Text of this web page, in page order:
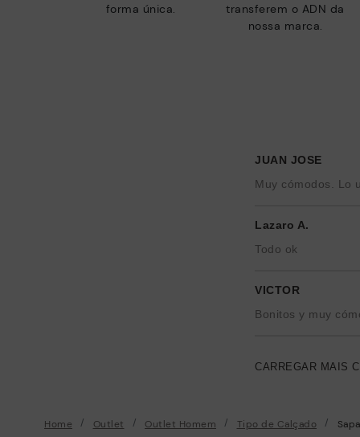
forma única.
transferem o ADN da
nossa marca.
JUAN JOSE
Muy cómodos. Lo
Lazaro A.
Todo ok
VICTOR
Bonitos y muy
CARREGAR MAIS
Home Outlet Outlet Homem Tipo de Calçado